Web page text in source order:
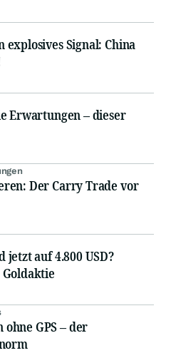
Signal: China
Erwartungen – dieser
Der Carry Trade vor
jetzt auf 4.800 USD?
GPS – der